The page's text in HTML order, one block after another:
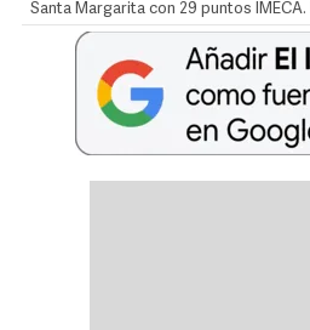
Santa Margarita con 29 puntos IMECA.